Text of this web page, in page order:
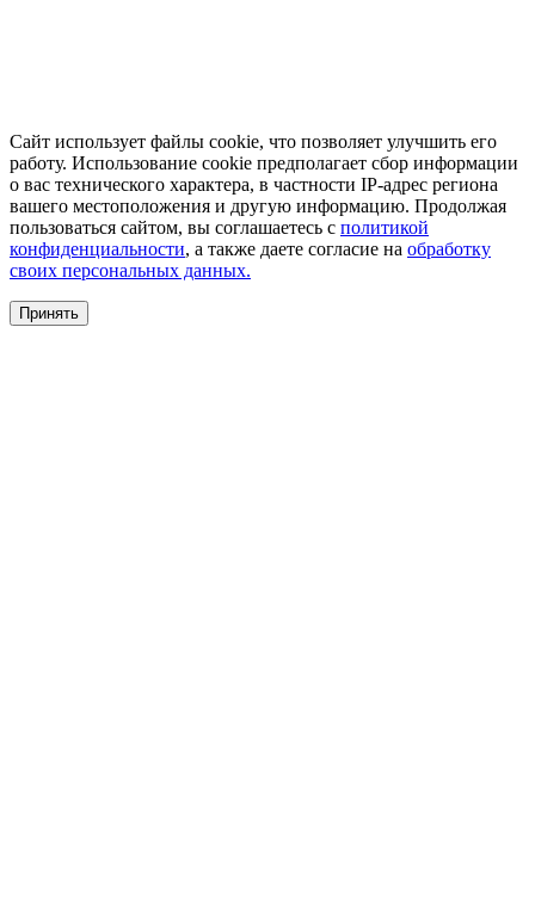
Сайт использует файлы cookie, что позволяет улучшить его
работу. Использование cookie предполагает сбор информации
о вас технического характера, в частности IP-адрес региона
вашего местоположения и другую информацию. Продолжая
пользоваться сайтом, вы соглашаетесь с политикой
конфиденциальности, а также даете согласие на обработку
своих персональных данных.
Принять